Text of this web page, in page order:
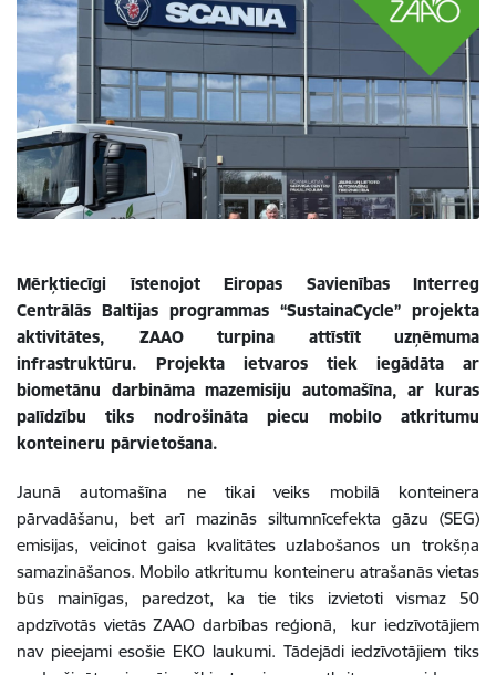
Mērķtiecīgi īstenojot Eiropas Savienības Interreg
Centrālās Baltijas programmas “SustainaCycle” projekta
aktivitātes, ZAAO turpina attīstīt uzņēmuma
infrastruktūru. Projekta ietvaros tiek iegādāta ar
biometānu darbināma mazemisiju automašīna, ar kuras
palīdzību tiks nodrošināta piecu mobilo atkritumu
konteineru pārvietošana.
Jaunā automašīna ne tikai veiks mobilā konteinera
pārvadāšanu, bet arī mazinās siltumnīcefekta gāzu (SEG)
emisijas, veicinot gaisa kvalitātes uzlabošanos un trokšņa
samazināšanos. Mobilo atkritumu konteineru atrašanās vietas
būs mainīgas, paredzot, ka tie tiks izvietoti vismaz 50
apdzīvotās vietās ZAAO darbības reģionā, kur iedzīvotājiem
nav pieejami esošie EKO laukumi. Tādejādi iedzīvotājiem tiks